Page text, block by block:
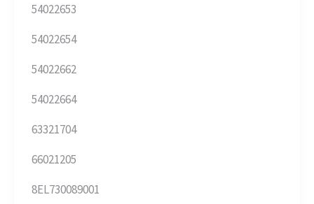
54022653
54022654
54022662
54022664
63321704
66021205
8EL730089001